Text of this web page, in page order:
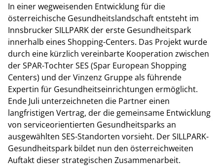
In einer wegweisenden Entwicklung für die
österreichische Gesundheitslandschaft entsteht im
Innsbrucker SILLPARK der erste Gesundheitspark
innerhalb eines Shopping-Centers. Das Projekt wurde
durch eine kürzlich vereinbarte Kooperation zwischen
der SPAR-Tochter SES (Spar European Shopping
Centers) und der Vinzenz Gruppe als führende
Expertin für Gesundheitseinrichtungen ermöglicht.
Ende Juli unterzeichneten die Partner einen
langfristigen Vertrag, der die gemeinsame Entwicklung
von serviceorientierten Gesundheitsparks an
ausgewählten SES-Standorten vorsieht. Der SILLPARK-
Gesundheitspark bildet nun den österreichweiten
Auftakt dieser strategischen Zusammenarbeit.